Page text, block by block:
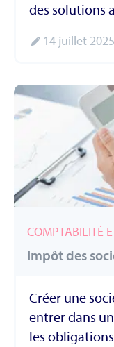
des solutions
14 juillet 2025
COMPTABILITÉ
Impôt des
Créer une
entrer dans
les